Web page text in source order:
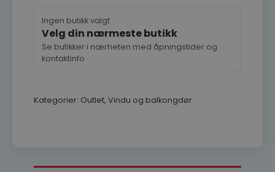
Ingen butikk valgt
Velg din nærmeste butikk
Se butikker i nærheten med åpningstider og
kontaktinfo
Kategorier: Outlet, Vindu og balkongdør